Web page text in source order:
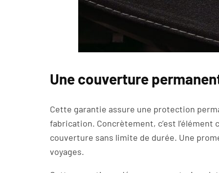
Une couverture
Cette garantie assure une protection
fabrication. Concrètement, c’est
couverture sans limite de durée. Une
voyages.